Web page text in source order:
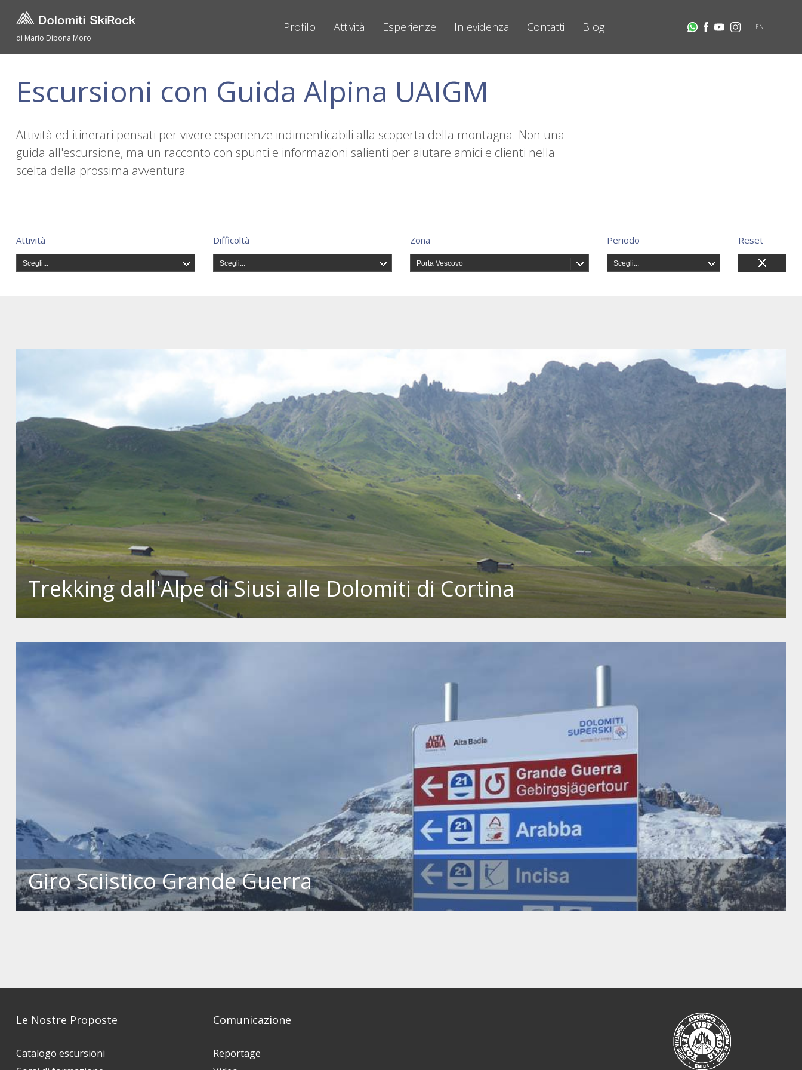
di Mario Dibona Moro
Profilo Attività Esperienze In evidenza Contatti Blog EN
Escursioni con Guida Alpina UAIGM
Attività ed itinerari pensati per vivere esperienze indimenticabili alla scoperta della montagna. Non una
guida all'escursione, ma un racconto con spunti e informazioni salienti per aiutare amici e clienti nella
scelta della prossima avventura.
Attività
Scegli...
Difficoltà
Scegli...
Zona
Porta Vescovo
Periodo
Scegli...
Reset
Trekking dall'Alpe di Siusi alle Dolomiti di Cortina
Giro Sciistico Grande Guerra
Le Nostre Proposte
Catalogo escursioni
Comunicazione
Reportage